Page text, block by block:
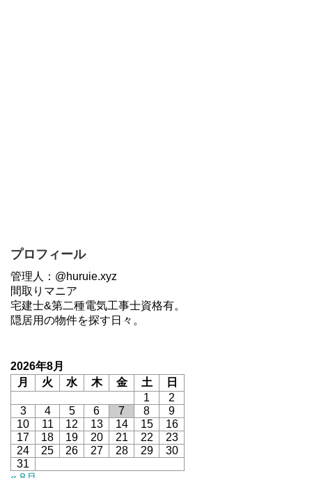
プロフィール
管理人：@huruie.xyz
間取りマニア
宅建士&第二種電気工事士資格有。
隠居用の物件を探す日々。
2026年8月
月
火 水 木 金 土
日
1
2
3
4 5 6 7 8
9
10
11 12 13 14 15
16
17
18 19 20 21 22
23
24
25 26 27 28 29
30
31